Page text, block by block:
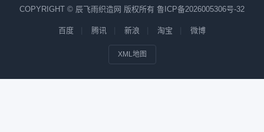
COPYRIGHT © 辰飞雨织造网 版权所有 鲁ICP备2026005306号-32
百度 腾讯 新浪 淘宝 微博
XML地图